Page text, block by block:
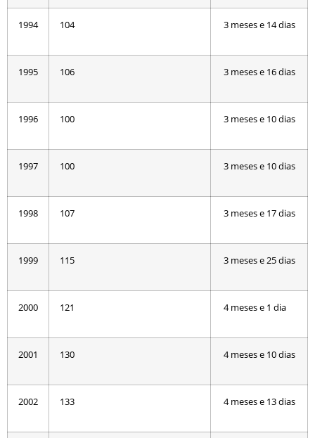
1994 104 3 meses e 14 dias
1995 106 3 meses e 16 dias
1996 100 3 meses e 10 dias
1997 100 3 meses e 10 dias
1998 107 3 meses e 17 dias
1999 115 3 meses e 25 dias
2000 121 4 meses e 1 dia
2001 130 4 meses e 10 dias
2002 133 4 meses e 13 dias